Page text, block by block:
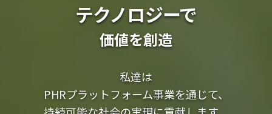
テクノロジーで
価値を創造
私達は
PHRプラットフォーム事業を通じて、